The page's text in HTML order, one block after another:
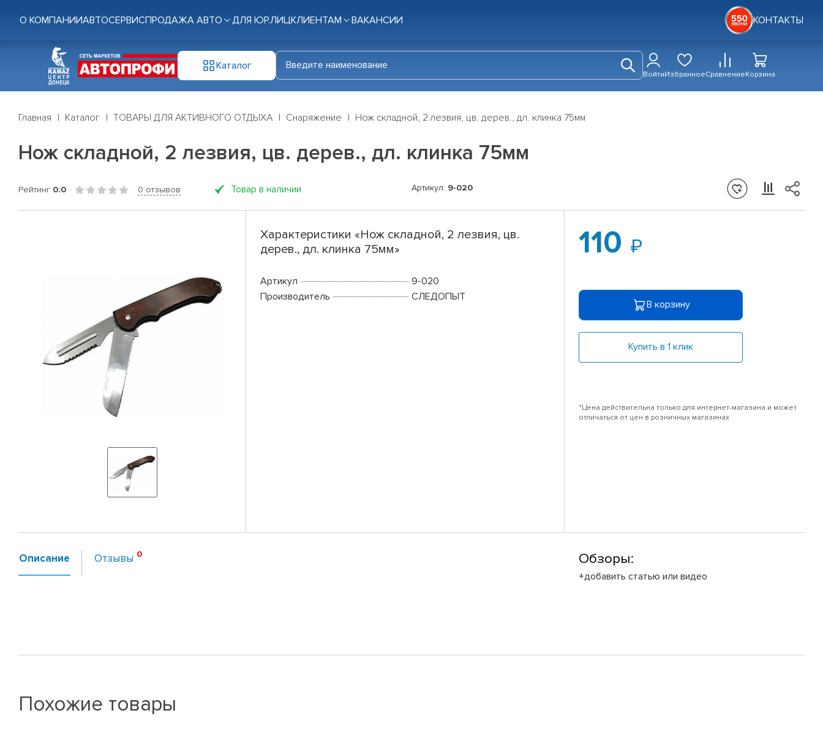
О КОМПАНИИАВТОСЕРВИСПРОДАЖА АВТО ДЛЯ ЮР.ЛИЦКЛИЕНТАМ ВАКАНСИИ КОНТАКТЫ
Каталог
ВойтиИзбранноеСравнениеКорзина
Главная Каталог ТОВАРЫ ДЛЯ АКТИВНОГО ОТДЫХА Снаряжение Нож складной, 2 лезвия, цв. дерев., дл. клинка 75мм
Нож складной, 2 лезвия, цв. дерев., дл. клинка 75мм
Рейтинг 0.0 0 отзывов Товар в наличии Артикул: 9-020
Характеристики «Нож складной, 2 лезвия, цв.
дерев., дл. клинка 75мм»
Артикул
9-020
Производитель
СЛЕДОПЫТ
110
В корзину
Купить в 1 клик
*Цена действительна только для интернет-магазина и может
отличаться от цен в розничных магазинах
Описание Отзывы Обзоры:
+добавить статью или видео
Похожие товары